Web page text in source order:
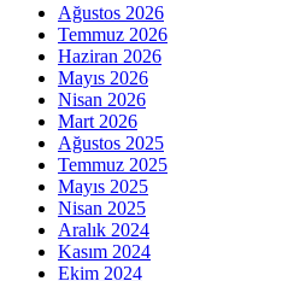
Ağustos 2026
Temmuz 2026
Haziran 2026
Mayıs 2026
Nisan 2026
Mart 2026
Ağustos 2025
Temmuz 2025
Mayıs 2025
Nisan 2025
Aralık 2024
Kasım 2024
Ekim 2024